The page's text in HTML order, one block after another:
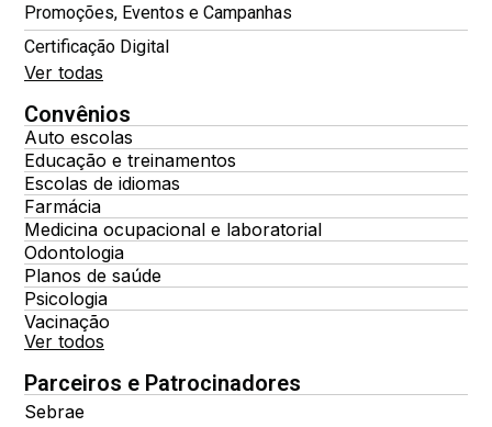
Promoções, Eventos e Campanhas
Certificação Digital
Ver todas
Convênios
Auto escolas
Educação e treinamentos
Escolas de idiomas
Farmácia
Medicina ocupacional e laboratorial
Odontologia
Planos de saúde
Psicologia
Vacinação
Ver todos
Parceiros e Patrocinadores
Sebrae